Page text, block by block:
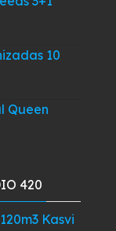
10
Queen
420
Kasvi